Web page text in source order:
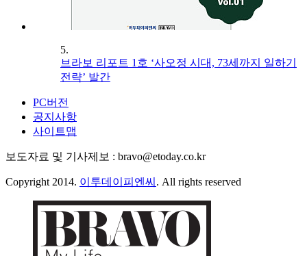
5.
브라보 리포트 1호 ‘사오정 시대, 73세까지 일하기
전략’ 발간
PC버전
공지사항
사이트맵
보도자료 및 기사제보 : bravo@etoday.co.kr
Copyright 2014. 이투데이피엔씨 . All rights reserved